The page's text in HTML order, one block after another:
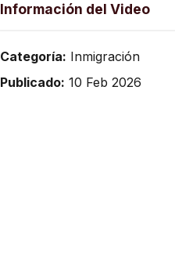
Información del Video
Categoría: Inmigración
Publicado: 10 Feb 2026